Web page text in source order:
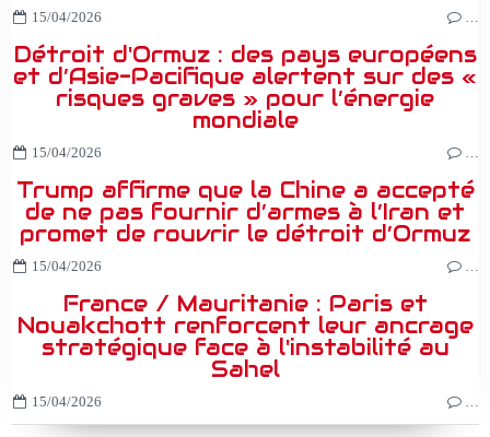
15/04/2026 …
Détroit d'Ormuz : des pays européens
et d’Asie-Pacifique alertent sur des «
risques graves » pour l’énergie
mondiale
15/04/2026 …
Trump affirme que la Chine a accepté
de ne pas fournir d’armes à l’Iran et
promet de rouvrir le détroit d’Ormuz
15/04/2026 …
France / Mauritanie : Paris et
Nouakchott renforcent leur ancrage
stratégique face à l'instabilité au
Sahel
15/04/2026 …